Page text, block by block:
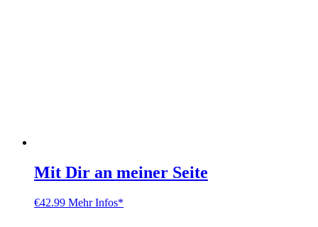
Mit Dir an meiner Seite
€42.99 Mehr Infos*